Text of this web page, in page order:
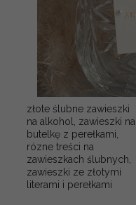
złote ślubne zawieszki
na alkohol, zawieszki na
butelkę z perełkami,
rózne treści na
zawieszkach ślubnych,
zawieszki ze złotymi
literami i perełkami